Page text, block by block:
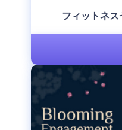
フィットネス